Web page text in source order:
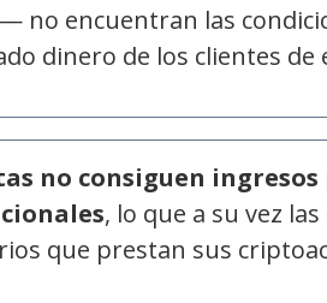
no encuentran las
dinero de los clientes de
no consiguen
, lo que a su vez
que prestan sus